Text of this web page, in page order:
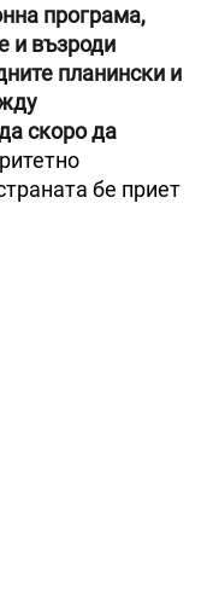
програма,
и възроди
планински и
скоро да
бе приет